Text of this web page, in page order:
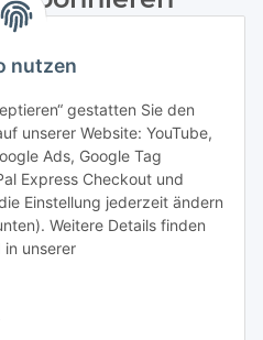
nutzen
gestatten Sie den
unserer Website: YouTube,
Ads, Google Tag
Express Checkout und
Einstellung jederzeit ändern
Weitere Details finden
in unserer
und jederzeit widerruflich
Abonnieren